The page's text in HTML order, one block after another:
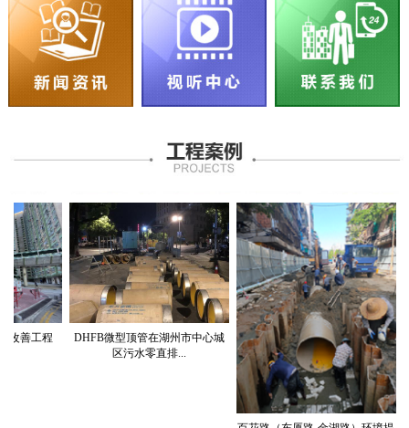
工程
DHFB微型顶管在湖州市中心城
区污水零直排...